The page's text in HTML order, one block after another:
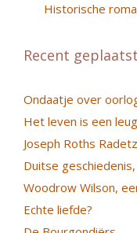
Historische
Recent
Ondaatje over
Het leven is een
Joseph Roths
Duitse
Woodrow Wilson,
Echte liefde?